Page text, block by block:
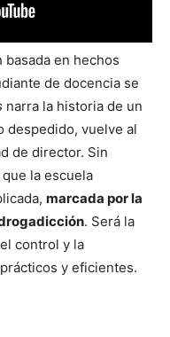
basada en hechos
de docencia se
narra la historia de un
despedido, vuelve al
de director. Sin
la escuela
marcada por la
. Será la
control y la
y eficientes.